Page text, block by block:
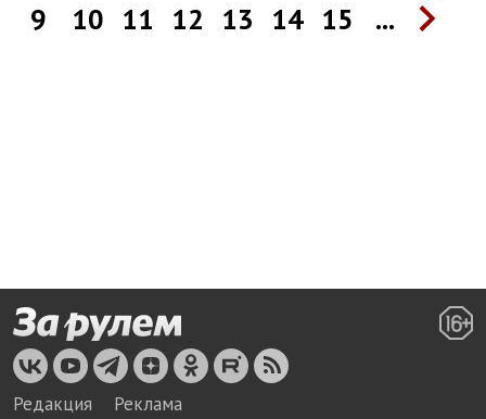
9
10 11 12 13 14 15 ...
Редакция Реклама